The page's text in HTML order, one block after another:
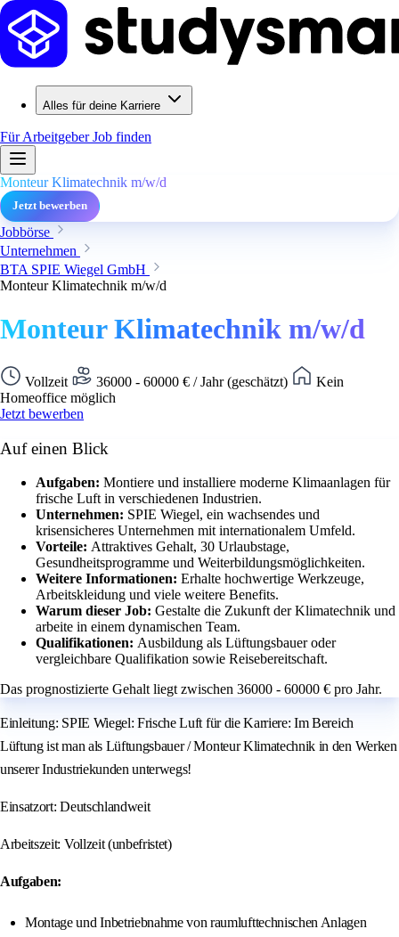
Alles für deine Karriere
Für ArbeitgeberJob finden
Monteur Klimatechnik m/w/d
Jetzt bewerben
Jobbörse
Unternehmen
BTA SPIE Wiegel GmbH
Monteur Klimatechnik m/w/d
Monteur Klimatechnik m/w/d
Vollzeit 36000 - 60000 € / Jahr (geschätzt)
Kein
Homeoffice möglich
Jetzt bewerben
Auf einen Blick
Aufgaben: Montiere und installiere moderne Klimaanlagen für
frische Luft in verschiedenen Industrien.
Unternehmen: SPIE Wiegel, ein wachsendes und
krisensicheres Unternehmen mit internationalem Umfeld.
Vorteile: Attraktives Gehalt, 30 Urlaubstage,
Gesundheitsprogramme und Weiterbildungsmöglichkeiten.
Weitere Informationen: Erhalte hochwertige Werkzeuge,
Arbeitskleidung und viele weitere Benefits.
Warum dieser Job: Gestalte die Zukunft der Klimatechnik und
arbeite in einem dynamischen Team.
Qualifikationen: Ausbildung als Lüftungsbauer oder
vergleichbare Qualifikation sowie Reisebereitschaft.
Das prognostizierte Gehalt liegt zwischen 36000 - 60000 € pro Jahr.
Einleitung: SPIE Wiegel: Frische Luft für die Karriere: Im Bereich
Lüftung ist man als Lüftungsbauer / Monteur Klimatechnik in den Werken
unserer Industriekunden unterwegs!
Einsatzort: Deutschlandweit
Arbeitszeit: Vollzeit (unbefristet)
Aufgaben:
Montage und Inbetriebnahme von raumlufttechnischen Anlagen